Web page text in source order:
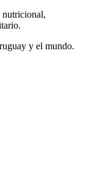
nutricional,
y el mundo.